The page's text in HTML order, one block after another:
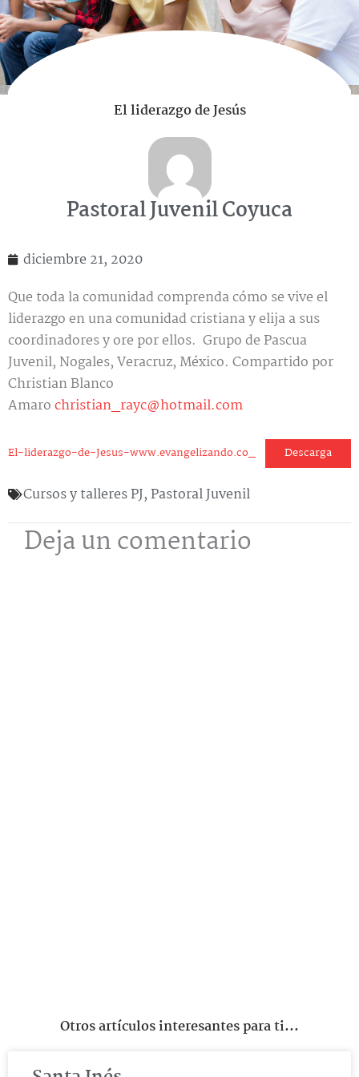
El liderazgo de Jesús
Pastoral Juvenil Coyuca
diciembre 21, 2020
Que toda la comunidad comprenda cómo se vive el
liderazgo en una comunidad cristiana y elija a sus
coordinadores y ore por ellos. Grupo de Pascua
Juvenil, Nogales, Veracruz, México. Compartido por
Christian Blanco
Amarochristian_rayc@hotmail.com
El-liderazgo-de-Jesus-www.evangelizando.co_ Descarga
Cursos y talleres PJ,Pastoral Juvenil
Deja un comentario
Otros artículos interesantes para ti...